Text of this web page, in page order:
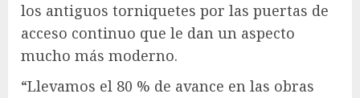
los antiguos torniquetes por las puertas de
acceso continuo que le dan un aspecto
mucho más moderno.
“Llevamos el 80 % de avance en las obras